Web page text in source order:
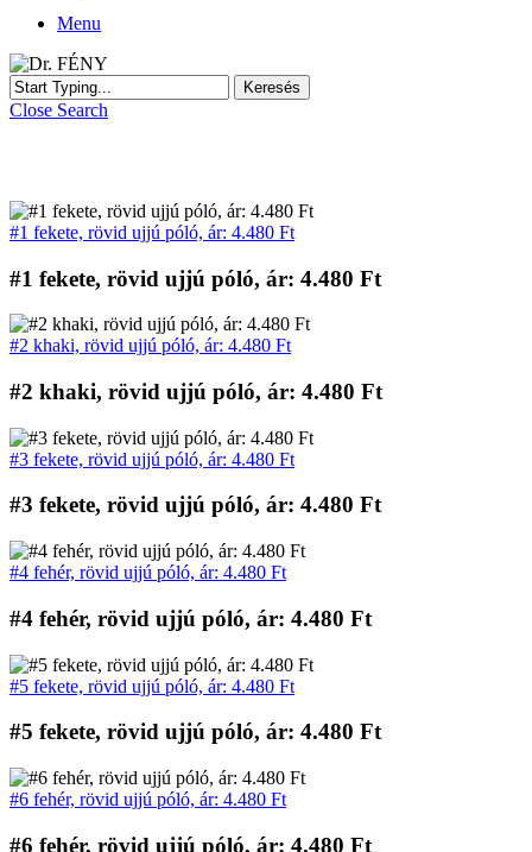
Menu
Keresés
Close Search
#1 fekete, rövid ujjú póló, ár: 4.480 Ft
#1 fekete, rövid ujjú póló, ár: 4.480 Ft
#2 khaki, rövid ujjú póló, ár: 4.480 Ft
#2 khaki, rövid ujjú póló, ár: 4.480 Ft
#3 fekete, rövid ujjú póló, ár: 4.480 Ft
#3 fekete, rövid ujjú póló, ár: 4.480 Ft
#4 fehér, rövid ujjú póló, ár: 4.480 Ft
#4 fehér, rövid ujjú póló, ár: 4.480 Ft
#5 fekete, rövid ujjú póló, ár: 4.480 Ft
#5 fekete, rövid ujjú póló, ár: 4.480 Ft
#6 fehér, rövid ujjú póló, ár: 4.480 Ft
#6 fehér, rövid ujjú póló, ár: 4.480 Ft